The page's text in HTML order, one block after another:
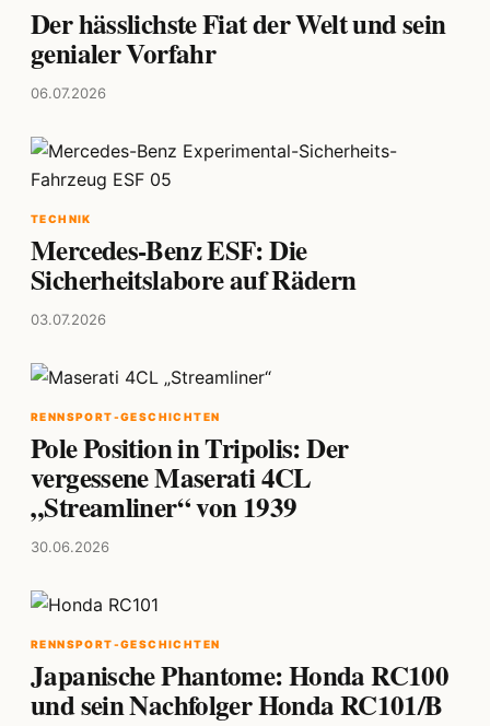
Der hässlichste Fiat der Welt und sein
genialer Vorfahr
06.07.2026
TECHNIK
Mercedes-Benz ESF: Die
Sicherheitslabore auf Rädern
03.07.2026
RENNSPORT-GESCHICHTEN
Pole Position in Tripolis: Der
vergessene Maserati 4CL
„Streamliner“ von 1939
30.06.2026
RENNSPORT-GESCHICHTEN
Japanische Phantome: Honda RC100
und sein Nachfolger Honda RC101/B